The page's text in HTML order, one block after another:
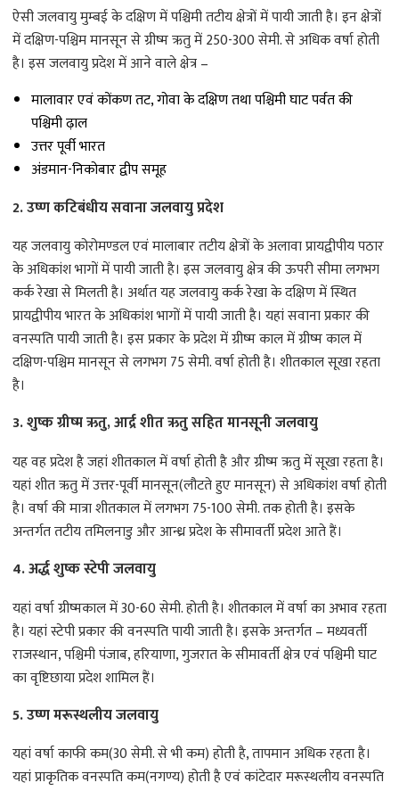
ऐसी जलवायु मुम्बई के दक्षिण में पश्चिमी तटीय क्षेत्रों में पायी जाती है। इन क्षेत्रों
में दक्षिण-पश्चिम मानसून से ग्रीष्म ऋतु में 250-300 सेमी. से अधिक वर्षा होती
है। इस जलवायु प्रदेश में आने वाले क्षेत्र –
मालावार एवं कोंकण तट, गोवा के दक्षिण तथा पश्चिमी घाट पर्वत की
पश्चिमी ढ़ाल
उत्तर पूर्वी भारत
अंडमान-निकोबार द्वीप समूह
2. उष्ण कटिबंधीय सवाना जलवायु प्रदेश
यह जलवायु कोरोमण्डल एवं मालाबार तटीय क्षेत्रों के अलावा प्रायद्वीपीय पठार
के अधिकांश भागों में पायी जाती है। इस जलवायु क्षेत्र की ऊपरी सीमा लगभग
कर्क रेखा से मिलती है। अर्थात यह जलवायु कर्क रेखा के दक्षिण में स्थित
प्रायद्वीपीय भारत के अधिकांश भागों में पायी जाती है। यहां सवाना प्रकार की
वनस्पति पायी जाती है। इस प्रकार के प्रदेश में ग्रीष्म काल में ग्रीष्म काल में
दक्षिण-पश्चिम मानसून से लगभग 75 सेमी. वर्षा होती है। शीतकाल सूखा रहता
है।
3. शुष्क ग्रीष्म ऋतु, आर्द्र शीत ऋतु सहित मानसूनी जलवायु
यह वह प्रदेश है जहां शीतकाल में वर्षा होती है और ग्रीष्म ऋतु में सूखा रहता है।
यहां शीत ऋतु में उत्तर-पूर्वी मानसून(लौटते हुए मानसून) से अधिकांश वर्षा होती
है। वर्षा की मात्रा शीतकाल में लगभग 75-100 सेमी. तक होती है। इसके
अन्तर्गत तटीय तमिलनाडु और आन्ध्र प्रदेश के सीमावर्ती प्रदेश आते हैं।
4. अर्द्ध शुष्क स्टेपी जलवायु
यहां वर्षा ग्रीष्मकाल में 30-60 सेमी. होती है। शीतकाल में वर्षा का अभाव रहता
है। यहां स्टेपी प्रकार की वनस्पति पायी जाती है। इसके अन्तर्गत – मध्यवर्ती
राजस्थान, पश्चिमी पंजाब, हरियाणा, गुजरात के सीमावर्ती क्षेत्र एवं पश्चिमी घाट
का वृष्टिछाया प्रदेश शामिल हैं।
5. उष्ण मरूस्थलीय जलवायु
यहां वर्षा काफी कम(30 सेमी. से भी कम) होती है, तापमान अधिक रहता है।
यहां प्राकृतिक वनस्पति कम(नगण्य) होती है एवं कांटेदार मरूस्थलीय वनस्पति